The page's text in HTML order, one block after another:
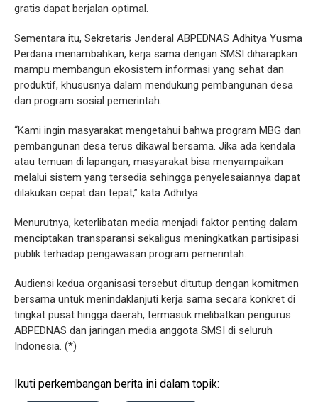
gratis dapat berjalan optimal.
Sementara itu, Sekretaris Jenderal ABPEDNAS Adhitya Yusma
Perdana menambahkan, kerja sama dengan SMSI diharapkan
mampu membangun ekosistem informasi yang sehat dan
produktif, khususnya dalam mendukung pembangunan desa
dan program sosial pemerintah.
“Kami ingin masyarakat mengetahui bahwa program MBG dan
pembangunan desa terus dikawal bersama. Jika ada kendala
atau temuan di lapangan, masyarakat bisa menyampaikan
melalui sistem yang tersedia sehingga penyelesaiannya dapat
dilakukan cepat dan tepat,” kata Adhitya.
Menurutnya, keterlibatan media menjadi faktor penting dalam
menciptakan transparansi sekaligus meningkatkan partisipasi
publik terhadap pengawasan program pemerintah.
Audiensi kedua organisasi tersebut ditutup dengan komitmen
bersama untuk menindaklanjuti kerja sama secara konkret di
tingkat pusat hingga daerah, termasuk melibatkan pengurus
ABPEDNAS dan jaringan media anggota SMSI di seluruh
Indonesia. (*)
Ikuti perkembangan berita ini dalam topik: